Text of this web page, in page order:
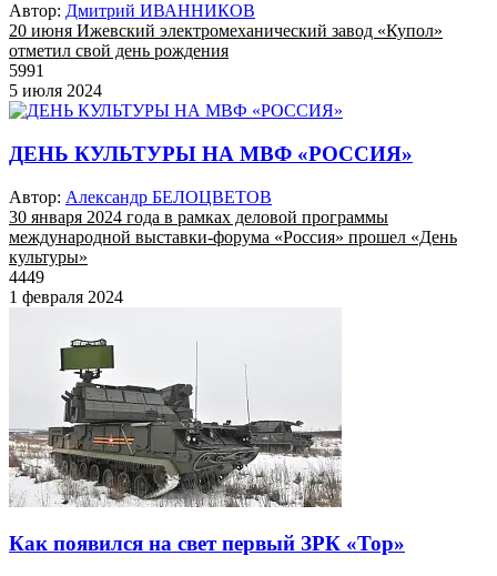
Автор: Дмитрий ИВАННИКОВ
20 июня Ижевский электромеханический завод «Купол»
отметил свой день рождения
5991
5 июля 2024
ДЕНЬ КУЛЬТУРЫ НА МВФ «РОССИЯ»
Автор: Александр БЕЛОЦВЕТОВ
30 января 2024 года в рамках деловой программы
международной выставки-форума «Россия» прошел «День
культуры»
4449
1 февраля 2024
Как появился на свет первый ЗРК «Тор»